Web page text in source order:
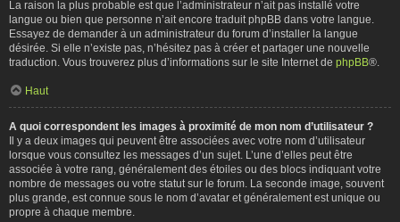
La raison la plus probable est que l’administrateur n’ait pas installé votre
langue ou bien que personne n’ait encore traduit phpBB dans votre langue.
Essayez de demander à un administrateur du forum d’installer la langue
désirée. Si elle n’existe pas, n’hésitez pas à créer et partager une nouvelle
traduction. Vous trouverez plus d’informations sur le site Internet de phpBB®.
Haut
A quoi correspondent les images à proximité de mon nom d’utilisateur ?
Il y a deux images qui peuvent être associées avec votre nom d’utilisateur
lorsque vous consultez les messages d’un sujet. L’une d’elles peut être
associée à votre rang, généralement des étoiles ou des blocs indiquant votre
nombre de messages ou votre statut sur le forum. La seconde image, souvent
plus grande, est connue sous le nom d’avatar et généralement est unique ou
propre à chaque membre.